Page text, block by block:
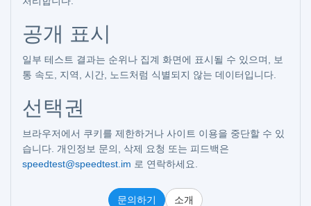
공개 표시
일부 테스트 결과는 순위나 집계 화면에 표시될 수 있으며, 보
통 속도, 지역, 시간, 노드처럼 식별되지 않는 데이터입니다.
선택권
브라우저에서 쿠키를 제한하거나 사이트 이용을 중단할 수 있
습니다. 개인정보 문의, 삭제 요청 또는 피드백은
speedtest@speedtest.im 로 연락하세요.
문의하기 소개